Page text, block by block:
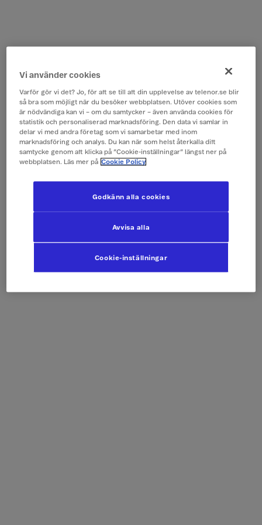
Vi använder cookies
Varför gör vi det? Jo, för att se till att din upplevelse av telenor.se blir
så bra som möjligt när du besöker webbplatsen. Utöver cookies som
är nödvändiga kan vi – om du samtycker – även använda cookies för
statistik och personaliserad marknadsföring. Den data vi samlar in
delar vi med andra företag som vi samarbetar med inom
marknadsföring och analys. Du kan när som helst återkalla ditt
samtycke genom att klicka på ”Cookie-inställningar” längst ner på
webbplatsen. Läs mer på Cookie Policy
Cookie-inställningar
Avvisa alla
Godkänn alla cookies